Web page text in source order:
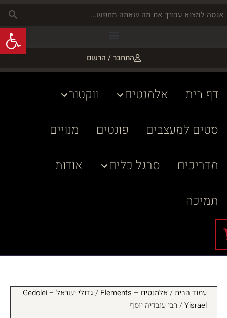
התחבר / הרשם
דף בית אלמנטים
ווקטור
סטים למעצבים
פונטים
מנויים
מדריכים
סרגל כלים
אודות
תמיכה
עמוד הבית/אלמנטים – Elements /
גדולי ישראל – Gedolei
Yisrael/ רבי עובדיה יוסף